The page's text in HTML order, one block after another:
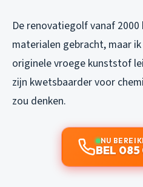
De renovatiegolf vanaf
materialen gebracht, maar
originele vroege kunststof
zijn kwetsbaarder voor
zou denken.
NU
BEL